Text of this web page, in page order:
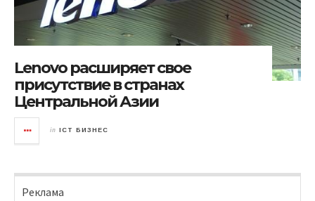
Lenovo расширяет свое
присутствие в странах
Центральной Азии
in ICT БИЗНЕС
Реклама